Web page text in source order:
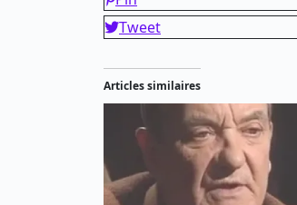
Tweet
Articles similaires